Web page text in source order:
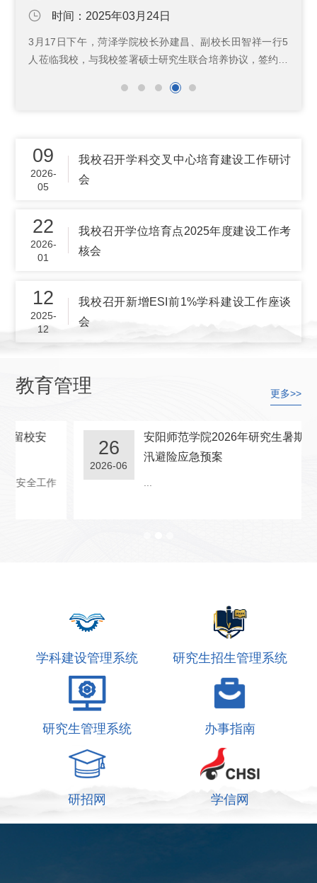
副校长田智祥一行5
合培养协议，签约仪
互学习办学的好经
时间：2024年11月06日
10月19-21日，副校长孙金伟带领研究生处、教
人员赴绍兴文理学院考察交流。绍兴文理学院
流。绍兴文理学院副校长柳国庆对孙金伟一行表
校间的深入交流与合作奠定了坚实的基础...
09
2026-
05
我校召开学科交叉中心培育建设工作研讨
会
22
2026-
01
我校召开学位培育点2025年度建设工作考
核会
12
2025-
12
我校召开新增ESI前1%学科建设工作座谈
会
教育管理 更多>>
26
安阳师范学院2026年研究生暑期留校防
汛避险应急预案
...
学科建设管理系统 研究生招生管理系统
研究生管理系统 办事指南
研招网 学信网